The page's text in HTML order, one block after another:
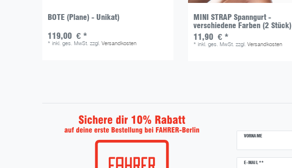
BOTE (Plane) - Unikat)
119,00 € *
*inkl. ges. MwSt. zzgl.Versandkosten
MINI STRAP Spanngurt -
verschiedene Farben (2 Stück)
11,90 € *
*inkl. ges. MwSt. zzgl.Versandkosten
VORNAME
E-MAIL **
Newsletter